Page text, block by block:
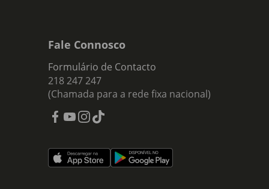
Fale Connosco
Formulário de Contacto
218 247 247
(Chamada para a rede fixa nacional)